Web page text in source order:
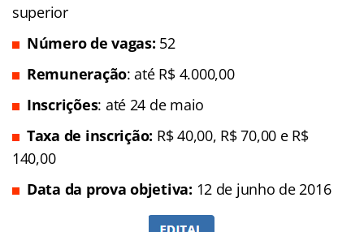
superior
Número de vagas: 52
Remuneração: até R$ 4.000,00
Inscrições: até 24 de maio
Taxa de inscrição: R$ 40,00, R$ 70,00 e R$
140,00
Data da prova objetiva: 12 de junho de 2016